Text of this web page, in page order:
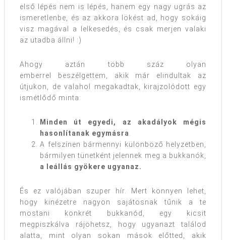
első lépés nem is lépés, hanem egy nagy ugrás az
ismeretlenbe, és az akkora lökést ad, hogy sokáig
visz magával a lelkesedés, és csak merjen valaki
az utadba állni! :)
Ahogy aztán több száz olyan
emberrel beszélgettem, akik már elindultak az
útjukon, de valahol megakadtak, kirajzolódott egy
ismétlődő minta:
Minden út egyedi, az akadályok mégis
hasonlítanak egymásra
A felszínen bármennyi különböző helyzetben,
bármilyen tünetként jelennek meg a bukkanók,
a leállás gyökere ugyanaz.
És ez valójában szuper hír. Mert könnyen lehet,
hogy kinézetre nagyon sajátosnak tűnik a te
mostani konkrét bukkanód, egy kicsit
megpiszkálva rájöhetsz, hogy ugyanazt találod
alatta, mint olyan sokan mások előtted, akik